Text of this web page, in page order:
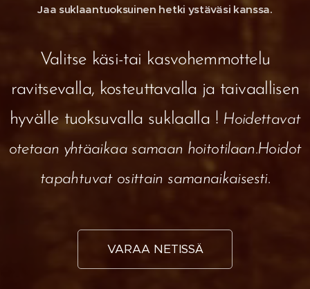
Jaa suklaantuoksuinen hetki ystäväsi kanssa.
Valitse käsi-tai kasvohemmottelu
ravitsevalla, kosteuttavalla ja taivaallisen
hyvälle tuoksuvalla suklaalla ! Hoidettavat
otetaan yhtäaikaa samaan hoitotilaan.Hoidot
tapahtuvat osittain samanaikaisesti.
VARAA NETISSÄ